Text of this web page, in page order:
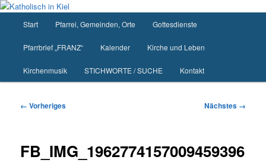
Zum
springen
Start Pfarrei, Gemeinden, Orte Gottesdienste
Pfarrbrief „FRANZ“ Kalender Kirche und Leben
Kirchenmusik STICHWORTE / SUCHE Kontakt
Bilder-
← Vorheriges Nächstes →
FB_IMG_1962774157009459396